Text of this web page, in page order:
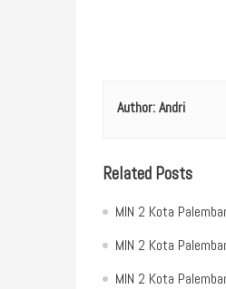
Author:Andri
Related Posts
MIN 2 Kota
MIN 2 Kota
MIN 2 Kota